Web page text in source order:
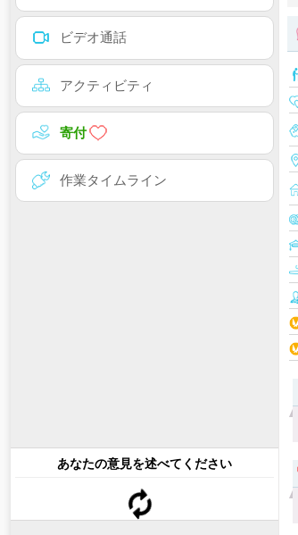
ビデオ通話
アクティビティ
寄付
作業タイムライン
あなたの意見を述べてください